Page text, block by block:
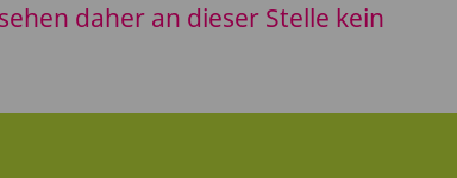
daher an dieser Stelle kein